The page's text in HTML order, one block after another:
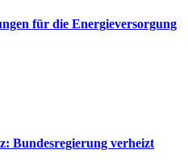
für die Energieversorgung
Bundesregierung verheizt